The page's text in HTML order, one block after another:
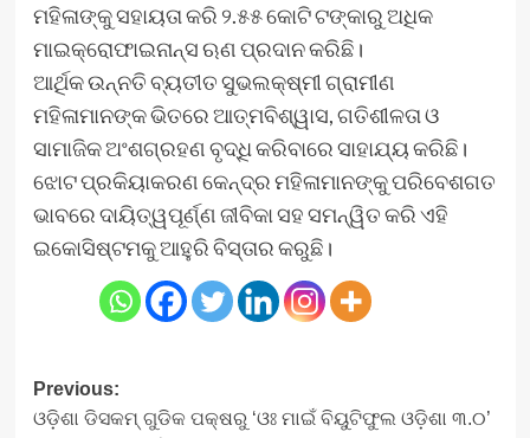
ମହିଳାଙ୍କୁ ସହାୟତା କରି ୨.୫୫ କୋଟି ଟଙ୍କାରୁ ଅଧିକ
ମାଇକ୍ରୋଫାଇନାନ୍ସ ଋଣ ପ୍ରଦାନ କରିଛି।
ଆର୍ଥିକ ଉନ୍ନତି ବ୍ୟତୀତ ସୁଭଲକ୍ଷ୍ମୀ ଗ୍ରାମୀଣ
ମହିଳାମାନଙ୍କ ଭିତରେ ଆତ୍ମବିଶ୍ୱାସ, ଗତିଶୀଳତା ଓ
ସାମାଜିକ ଅଂଶଗ୍ରହଣ ବୃଦ୍ଧି କରିବାରେ ସାହାଯ୍ୟ କରିଛି।
ଝୋଟ ପ୍ରକିୟାକରଣ କେନ୍ଦ୍ର ମହିଳାମାନଙ୍କୁ ପରିବେଶଗତ
ଭାବରେ ଦାୟିତ୍ୱପୂର୍ଣ୍ଣ ଜୀବିକା ସହ ସମନ୍ୱିତ କରି ଏହି
ଇକୋସିଷ୍ଟମକୁ ଆହୁରି ବିସ୍ତାର କରୁଛି।
Post
Previous:
ଓଡ଼ିଶା ଡିସକମ୍ ଗୁଡିକ ପକ୍ଷରୁ ‘ଓଃ ମାଇଁ ବିୟୁଟିଫୁଲ ଓଡ଼ିଶା ୩.୦’